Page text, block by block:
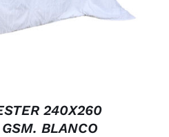
240X260
BLANCO